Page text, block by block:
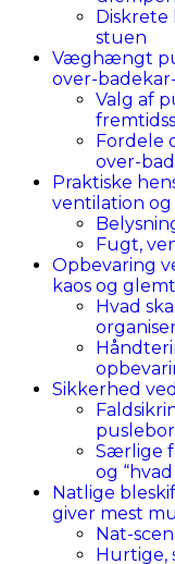
Diskrete
stuen
Væghængt
over-
Valg af
Fordele
over-
Praktiske
ventilation
Fugt,
Opbevaring
kaos og
Hvad
Sikkerhed
Særlige
og
Natlige
giver mest
Nat-
Hurtige,